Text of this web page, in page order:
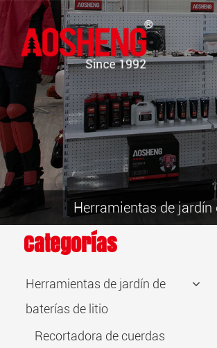
Herramientas de
Categorías
Herramientas de jardín de
baterías de litio
Recortadora de cuerdas